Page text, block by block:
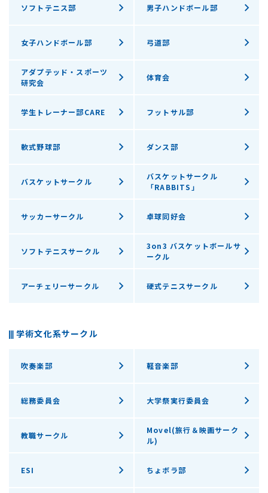
ソフトテニス部 男子ハンドボール部
女子ハンドボール部 弓道部
アダプテッド・スポーツ
研究会
体育会
学生トレーナー部CARE フットサル部
軟式野球部 ダンス部
バスケットサークル
バスケットサークル
「RABBITS」
サッカーサークル 卓球同好会
ソフトテニスサークル
3on3 バスケットボールサ
ークル
アーチェリーサークル 硬式テニスサークル
学術文化系サークル
吹奏楽部 軽音楽部
総務委員会 大学祭実行委員会
教職サークル
Movel(旅行＆映画サーク
ル)
ESI ちょボラ部